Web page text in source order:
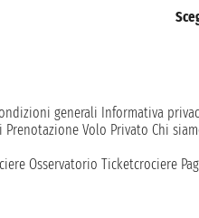
generali Informativa
Prenotazione Volo Privato Chi
Osservatorio Ticketcrociere